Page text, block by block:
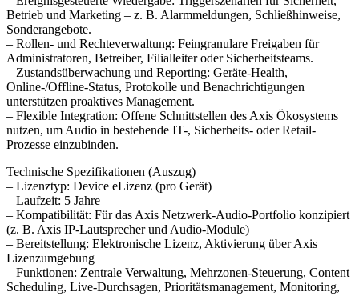
Betrieb und Marketing – z. B. Alarmmeldungen, Schließhinweise,
Sonderangebote.
– Rollen- und Rechteverwaltung: Feingranulare Freigaben für
Administratoren, Betreiber, Filialleiter oder Sicherheitsteams.
– Zustandsüberwachung und Reporting: Geräte-Health,
Online-/Offline-Status, Protokolle und Benachrichtigungen
unterstützen proaktives Management.
– Flexible Integration: Offene Schnittstellen des Axis Ökosystems
nutzen, um Audio in bestehende IT-, Sicherheits- oder Retail-
Prozesse einzubinden.
Technische Spezifikationen (Auszug)
– Lizenztyp: Device eLizenz (pro Gerät)
– Laufzeit: 5 Jahre
– Kompatibilität: Für das Axis Netzwerk-Audio-Portfolio konzipiert
(z. B. Axis IP-Lautsprecher und Audio-Module)
– Bereitstellung: Elektronische Lizenz, Aktivierung über Axis
Lizenzumgebung
– Funktionen: Zentrale Verwaltung, Mehrzonen-Steuerung, Content
Scheduling, Live-Durchsagen, Prioritätsmanagement, Monitoring,